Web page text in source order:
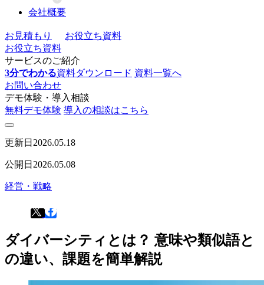
会社概要
お見積もり
お役立ち資料
お役立ち資料
サービスのご紹介
3分でわかる資料ダウンロード 資料一覧へ
お問い合わせ
デモ体験・導入相談
無料デモ体験 導入の相談はこちら
更新日 2026.05.18
公開日 2026.05.08
経営・戦略
ダイバーシティとは？ 意味や類似語と
の違い、課題を簡単解説